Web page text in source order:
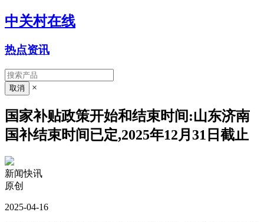
中关村在线
热点资讯
×
国家补贴政策开始和结束时间:山东济南
国补结束时间已定,2025年12月31日截止
新闻快讯
原创
2025-04-16